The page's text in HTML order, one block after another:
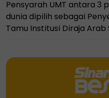
Pensyarah UMT antara 3
dunia dipilih sebagai
Tamu Institusi Diraja Arab